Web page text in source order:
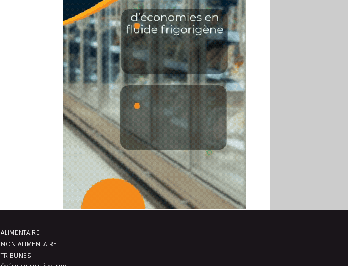
ALIMENTAIRE
NON ALIMENTAIRE
TRIBUNES